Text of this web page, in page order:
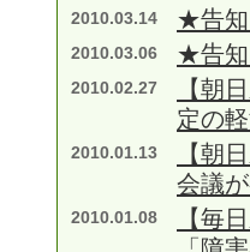
2010.03.14 ★告
2010.03.06 ★告
2010.02.27
【朝
定の
2010.01.13
【朝
会議
2010.01.08
【毎